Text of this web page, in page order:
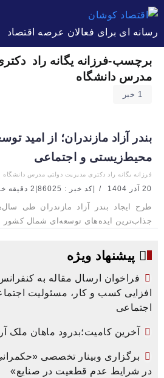
رسانه ای برای فعالان عرصه اقتصاد
برچسب-فرزانه یگانه راد
مدرس دانشگاه
1 خبر
بندر آزاد مازندران؛ از امید
محیط‌زیستی و اجتماعی
فرزانه یگانه راد دکتری مدیریت دولتی مدرس دانشگاه
20 آذر 1404 |کد خبر : 86025 | 2 دقیقه خواندن
طرح ایجاد بندر آزاد مازندران طی
جذاب‌ترین ایده‌های توسعه‌ای شمال
پیشنهاد ویژه
فراخوان ارسال مقاله به
افزایی کسب و کار، مسئولیت
اجتماعی
آخرین کامیت؛بدرود ماهان ملک
برگزاری وبینار تخصصی
در شرایط عدم قطعیت در صنایع»